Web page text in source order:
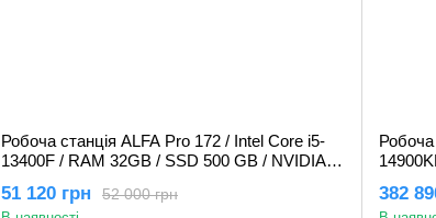
Робоча станція ALFA Pro 172 / Intel Core i5-
13400F / RAM 32GB / SSD 500 GB / NVIDIA
52 000 грн
51 120 грн
Робоча
382